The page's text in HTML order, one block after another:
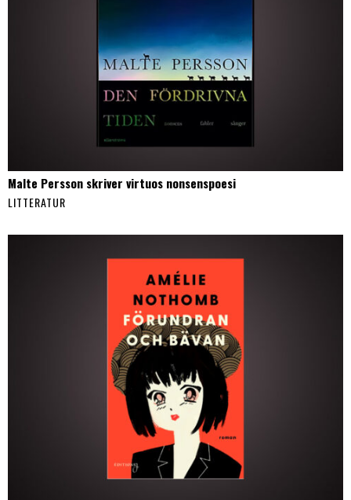
Malte Persson skriver virtuos nonsenspoesi
LITTERATUR